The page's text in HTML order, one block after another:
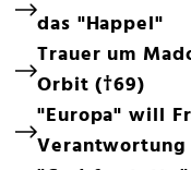
das "Happel"
Trauer um
Orbit (†69)
"Europa" will